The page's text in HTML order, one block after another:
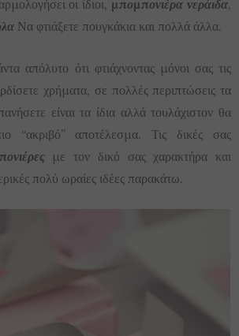
οι ίδιοι, μπομπονιέρα νεράιδα
Να φτιάξετε πουγκάκια και πολλά άλλα.
απόλυτο ότι φτιάχνοντας μόνοι σας τις
χρήματα, σε πολλές περιπτώσεις τα
είναι τα ίδια αλλά τουλάχιστον θα
“ακριβό” αποτέλεσμα. Τις δικές σας
με τον δικό σας χαρακτήρα και
πολύ ωραίες ιδέες παρακάτω.